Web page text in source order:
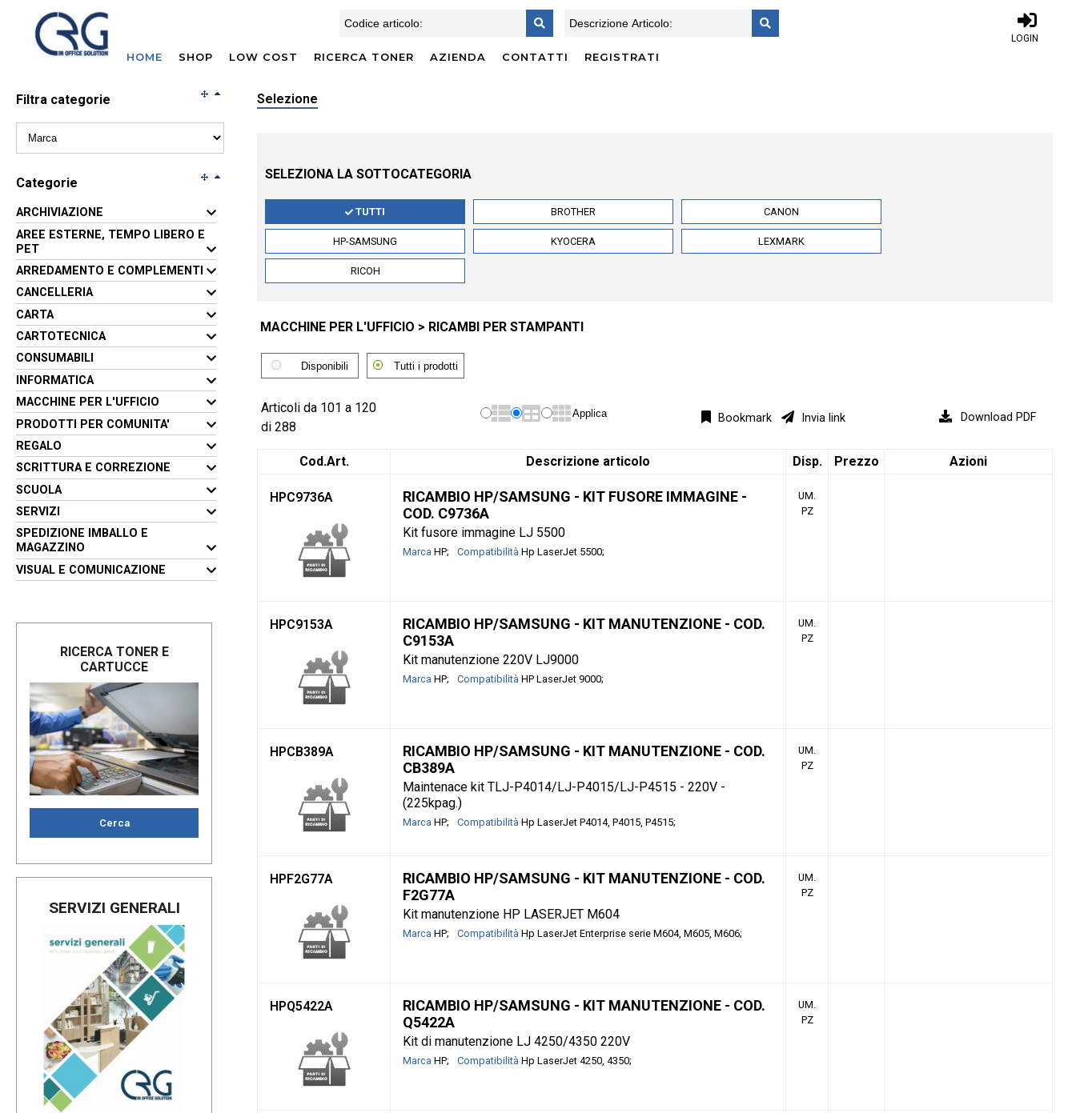
LOGIN
HOME SHOP LOW COST RICERCA TONER AZIENDA CONTATTI REGISTRATI
Filtra categorie
Categorie
ARCHIVIAZIONE
AREE ESTERNE, TEMPO LIBERO E
PET
ARREDAMENTO E COMPLEMENTI
CANCELLERIA
CARTA
CARTOTECNICA
CONSUMABILI
INFORMATICA
MACCHINE PER L'UFFICIO
PRODOTTI PER COMUNITA'
REGALO
SCRITTURA E CORREZIONE
SCUOLA
SERVIZI
SPEDIZIONE IMBALLO E
MAGAZZINO
VISUAL E COMUNICAZIONE
RICERCA TONER E
CARTUCCE
Cerca
SERVIZI GENERALI
Selezione
SELEZIONA LA SOTTOCATEGORIA
TUTTI BROTHER CANON
HP-SAMSUNG KYOCERA LEXMARK
RICOH
MACCHINE PER L'UFFICIO > RICAMBI PER STAMPANTI
Disponibili Tutti i prodotti
Applica Bookmark Invia link Download PDF
Articoli da 101 a 120
di 288
Cod.Art. Descrizione articolo Disp. Prezzo Azioni
HPC9736A
RICAMBIO HP/SAMSUNG - KIT FUSORE IMMAGINE -
COD. C9736A
Kit fusore immagine LJ 5500
Marca HP Compatibilità Hp LaserJet 5500
UM.
PZ
HPC9153A
RICAMBIO HP/SAMSUNG - KIT MANUTENZIONE - COD.
C9153A
Kit manutenzione 220V LJ9000
Marca HP Compatibilità HP LaserJet 9000
UM.
PZ
HPCB389A
RICAMBIO HP/SAMSUNG - KIT MANUTENZIONE - COD.
CB389A
Maintenace kit TLJ-P4014/LJ-P4015/LJ-P4515 - 220V -
(225kpag.)
Marca HP Compatibilità Hp LaserJet P4014, P4015, P4515
UM.
PZ
HPF2G77A
RICAMBIO HP/SAMSUNG - KIT MANUTENZIONE - COD.
F2G77A
Kit manutenzione HP LASERJET M604
Marca HP Compatibilità Hp LaserJet Enterprise serie M604, M605, M606
UM.
PZ
HPQ5422A
RICAMBIO HP/SAMSUNG - KIT MANUTENZIONE - COD.
Q5422A
Kit di manutenzione LJ 4250/4350 220V
Marca HP Compatibilità Hp LaserJet 4250, 4350
UM.
PZ